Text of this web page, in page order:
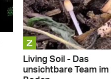
Z
Living Soil - Das
unsichtbare Team im